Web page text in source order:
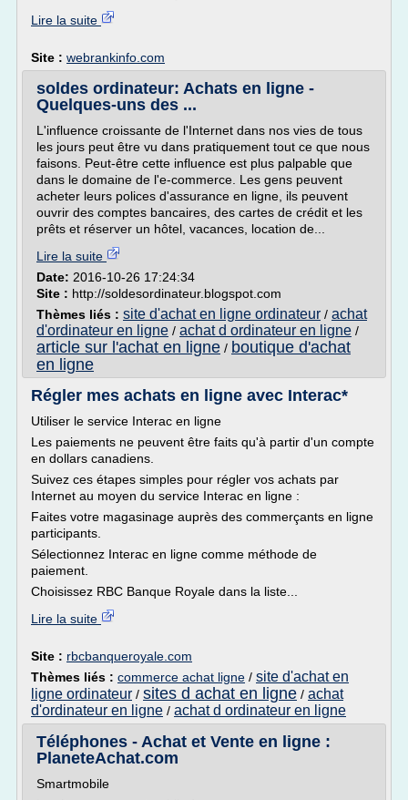
Lire la suite
Site : webrankinfo.com
soldes ordinateur: Achats en ligne -
Quelques-uns des ...
L'influence croissante de l'Internet dans nos vies de tous
les jours peut être vu dans pratiquement tout ce que nous
faisons. Peut-être cette influence est plus palpable que
dans le domaine de l'e-commerce. Les gens peuvent
acheter leurs polices d'assurance en ligne, ils peuvent
ouvrir des comptes bancaires, des cartes de crédit et les
prêts et réserver un hôtel, vacances, location de...
Lire la suite
Date: 2016-10-26 17:24:34
Site : http://soldesordinateur.blogspot.com
Thèmes liés : site d'achat en ligne ordinateur / achat
d'ordinateur en ligne / achat d ordinateur en ligne /
article sur l'achat en ligne / boutique d'achat
en ligne
Régler mes achats en ligne avec Interac*
Utiliser le service Interac en ligne
Les paiements ne peuvent être faits qu'à partir d'un compte
en dollars canadiens.
Suivez ces étapes simples pour régler vos achats par
Internet au moyen du service Interac en ligne :
Faites votre magasinage auprès des commerçants en ligne
participants.
Sélectionnez Interac en ligne comme méthode de
paiement.
Choisissez RBC Banque Royale dans la liste...
Lire la suite
Site : rbcbanqueroyale.com
Thèmes liés : commerce achat ligne / site d'achat en
ligne ordinateur / sites d achat en ligne / achat
d'ordinateur en ligne / achat d ordinateur en ligne
Téléphones - Achat et Vente en ligne :
PlaneteAchat.com
Smartmobile